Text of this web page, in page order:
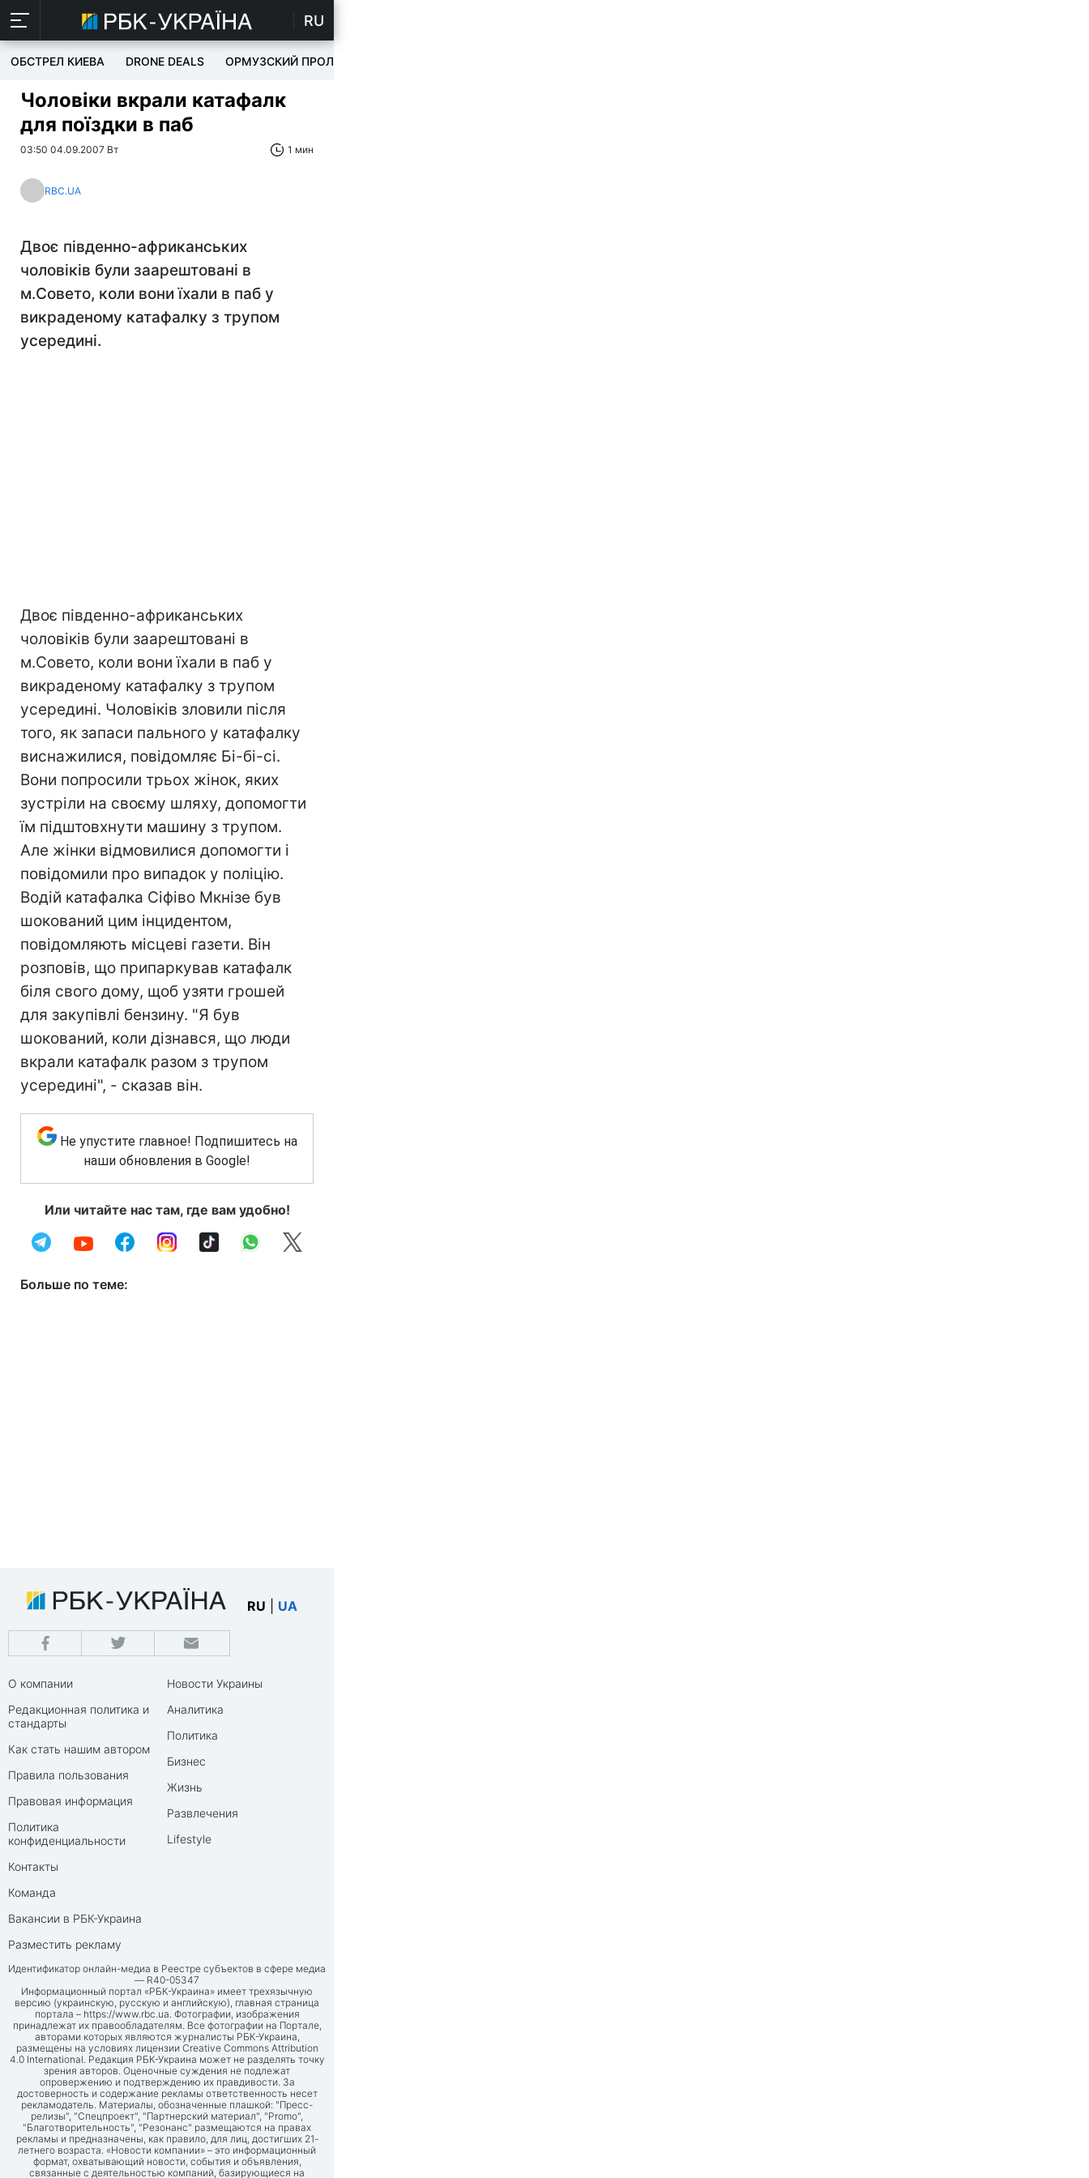
RU
ОБСТРЕЛ КИЕВА DRONE DEALS ОРМУЗСКИЙ ПРОЛИВ
Чоловіки вкрали катафалк
для поїздки в паб
03:50 04.09.2007 Вт 1 мин
RBC.UA
Двоє південно-африканських
чоловіків були заарештовані в
м.Совето, коли вони їхали в паб у
викраденому катафалку з трупом
усередині.
Двоє південно-африканських
чоловіків були заарештовані в
м.Совето, коли вони їхали в паб у
викраденому катафалку з трупом
усередині. Чоловіків зловили після
того, як запаси пального у катафалку
виснажилися, повідомляє Бі-бі-сі.
Вони попросили трьох жінок, яких
зустріли на своєму шляху, допомогти
їм підштовхнути машину з трупом.
Але жінки відмовилися допомогти і
повідомили про випадок у поліцію.
Водій катафалка Сіфіво Мкнізе був
шокований цим інцидентом,
повідомляють місцеві газети. Він
розповів, що припаркував катафалк
біля свого дому, щоб узяти грошей
для закупівлі бензину. "Я був
шокований, коли дізнався, що люди
вкрали катафалк разом з трупом
усередині", - сказав він.
Не упустите главное! Подпишитесь на
наши обновления в Google!
Или читайте нас там, где вам удобно!
Больше по теме:
RU UA
О компании
Редакционная политика и
стандарты
Как стать нашим автором
Правила пользования
Правовая информация
Политика
конфиденциальности
Контакты
Команда
Вакансии в РБК-Украина
Разместить рекламу
Новости Украины
Аналитика
Политика
Бизнес
Жизнь
Развлечения
Lifestyle
Идентификатор онлайн-медиа в Реестре субъектов в сфере медиа
— R40-05347
Информационный портал «РБК-Украина» имеет трехязычную
версию (украинскую, русскую и английскую), главная страница
портала – https://www.rbc.ua. Фотографии, изображения
принадлежат их правообладателям. Все фотографии на Портале,
авторами которых являются журналисты РБК-Украина,
размещены на условиях лицензии Creative Commons Attribution
4.0 International. Редакция РБК-Украина может не разделять точку
зрения авторов. Оценочные суждения не подлежат
опровержению и подтверждению их правдивости. За
достоверность и содержание рекламы ответственность несет
рекламодатель. Материалы, обозначенные плашкой: "Пресс-
релизы", "Спецпроект", "Партнерский материал", "Promo",
"Благотворительность", "Резонанс" размещаются на правах
рекламы и предназначены, как правило, для лиц, достигших 21-
летнего возраста. «Новости компании» – это информационный
формат, охватывающий новости, события и объявления,
связанные с деятельностью компаний, базирующиеся на